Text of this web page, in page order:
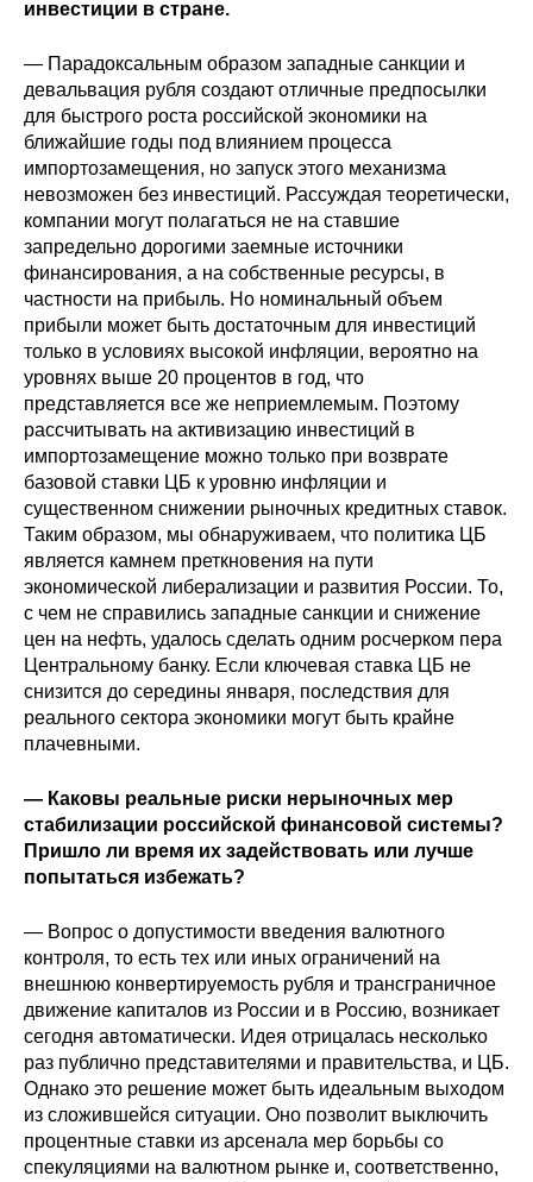
Кафедра МАДИ
Аспирантура
Об аспирантуре
Поступление
Обучение
Нормативные документы
Диссертационный совет
О совете
Конкурсы и вакансии
Контакты
инвестиции в стране.
— Парадоксальным образом западные санкции и
девальвация рубля создают отличные предпосылки
для быстрого роста российской экономики на
ближайшие годы под влиянием процесса
импортозамещения, но запуск этого механизма
невозможен без инвестиций. Рассуждая теоретически,
компании могут полагаться не на ставшие
запредельно дорогими заемные источники
финансирования, а на собственные ресурсы, в
частности на прибыль. Но номинальный объем
прибыли может быть достаточным для инвестиций
только в условиях высокой инфляции, вероятно на
уровнях выше 20 процентов в год, что
представляется все же неприемлемым. Поэтому
рассчитывать на активизацию инвестиций в
импортозамещение можно только при возврате
базовой ставки ЦБ к уровню инфляции и
существенном снижении рыночных кредитных ставок.
Таким образом, мы обнаруживаем, что политика ЦБ
является камнем преткновения на пути
экономической либерализации и развития России. То,
с чем не справились западные санкции и снижение
цен на нефть, удалось сделать одним росчерком пера
Центральному банку. Если ключевая ставка ЦБ не
снизится до середины января, последствия для
реального сектора экономики могут быть крайне
плачевными.
— Каковы реальные риски нерыночных мер
стабилизации российской финансовой системы?
Пришло ли время их задействовать или лучше
попытаться избежать?
— Вопрос о допустимости введения валютного
контроля, то есть тех или иных ограничений на
внешнюю конвертируемость рубля и трансграничное
движение капиталов из России и в Россию, возникает
сегодня автоматически. Идея отрицалась несколько
раз публично представителями и правительства, и ЦБ.
Однако это решение может быть идеальным выходом
из сложившейся ситуации. Оно позволит выключить
процентные ставки из арсенала мер борьбы со
спекуляциями на валютном рынке и, соответственно,